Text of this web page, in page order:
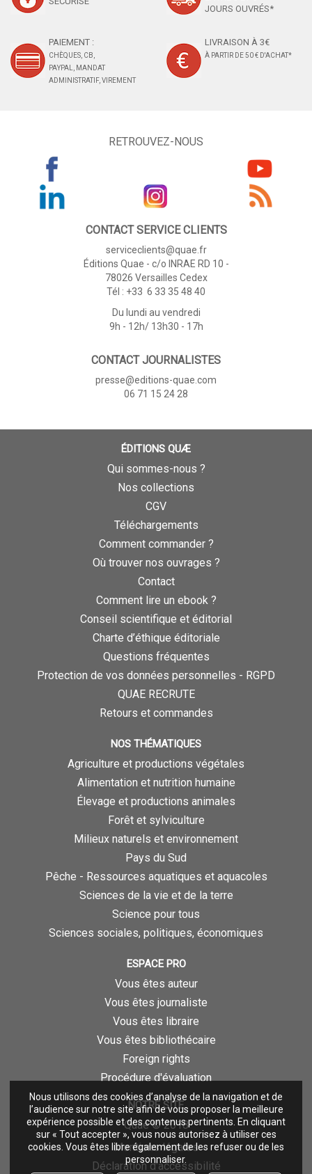
Nous utilisons des cookies d’analyse de la navigation et de
l’audience sur notre site afin de vous proposer la meilleure
expérience possible et des contenus pertinents. En cliquant
sur « Tout accepter », vous nous autorisez à utiliser ces
cookies. Vous êtes libre également de les refuser ou de les
personnaliser.
JOURS OUVRÉS*
PAIEMENT :
CHÈQUES, CB,
PAYPAL, MANDAT
ADMINISTRATIF, VIREMENT
LIVRAISON À 3€
À PARTIR DE 50 € D'ACHAT*
RETROUVEZ-NOUS
CONTACT SERVICE CLIENTS
serviceclients@quae.fr
Éditions Quae - c/o INRAE RD 10 -
78026 Versailles Cedex
Tél : +33 6 33 35 48 40
Du lundi au vendredi
9h - 12h/ 13h30 - 17h
CONTACT JOURNALISTES
presse@editions-quae.com
06 71 15 24 28
ÉDITIONS QUÆ
Qui sommes-nous ?
Nos collections
CGV
Téléchargements
Comment commander ?
Où trouver nos ouvrages ?
Contact
Comment lire un ebook ?
Conseil scientifique et éditorial
Charte d’éthique éditoriale
Questions fréquentes
Protection de vos données personnelles - RGPD
QUAE RECRUTE
Retours et commandes
NOS THÉMATIQUES
Agriculture et productions végétales
Alimentation et nutrition humaine
Élevage et productions animales
Forêt et sylviculture
Milieux naturels et environnement
Pays du Sud
Pêche - Ressources aquatiques et aquacoles
Sciences de la vie et de la terre
Science pour tous
Sciences sociales, politiques, économiques
ESPACE PRO
Vous êtes auteur
Vous êtes journaliste
Vous êtes libraire
Vous êtes bibliothécaire
Foreign rights
Procédure d'évaluation
NOTRE SITE
Quae © 2018
Mentions légales
Déclaration d'accessibilité